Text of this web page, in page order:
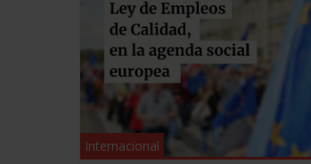
Internacional